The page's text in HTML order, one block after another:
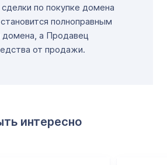
по покупке домена
полноправным
а Продавец
от продажи.
интересно